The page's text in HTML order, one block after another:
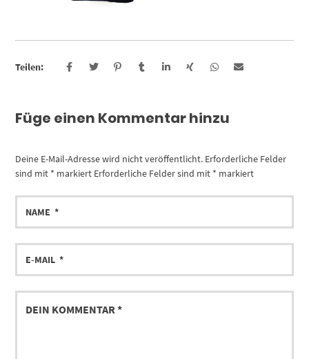
Teilen:
Füge einen Kommentar hinzu
Deine E-Mail-Adresse wird nicht veröffentlicht. Erforderliche Felder
sind mit * markiert Erforderliche Felder sind mit * markiert